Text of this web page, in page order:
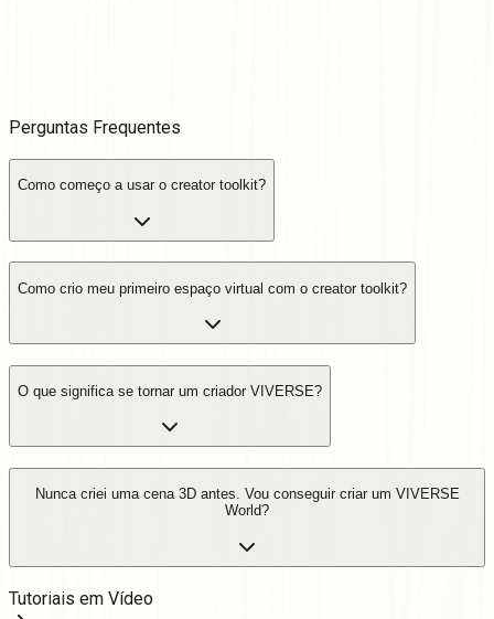
Perguntas Frequentes
Como começo a usar o creator toolkit?
Como crio meu primeiro espaço virtual com o creator toolkit?
O que significa se tornar um criador VIVERSE?
Nunca criei uma cena 3D antes. Vou conseguir criar um VIVERSE
World?
Tutoriais em Vídeo